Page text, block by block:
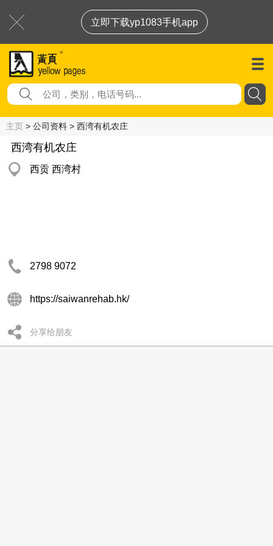
立即下载yp1083手机app
主页 > 公司资料 > 西湾有机农庄
西湾有机农庄
西贡 西湾村
2798 9072
https://saiwanrehab.hk/
分享给朋友